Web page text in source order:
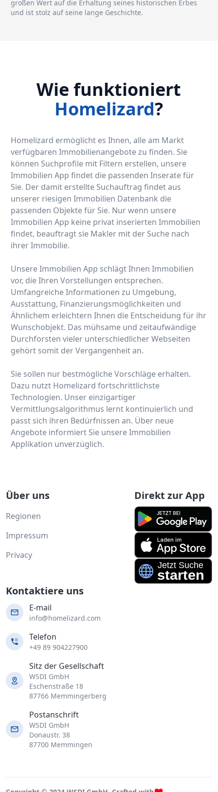
großen Wert auf die Erhaltung seines historischen Erbes
und ist stolz auf seine lange Geschichte.
Wie funktioniert
Homelizard?
Homelizard ermöglicht es Ihnen, alle am Markt
verfügbaren Immobilienangebote zu finden. Sie
können Suchprofile mit Filtern erstellen, unsere
Immobilien App findet die passenden Inserate für
Sie. Der damit erstellte Suchauftrag findet aus
unserer riesigen Immobilien Datenbank die
passenden Objekte für Sie. Nur wenn unsere
Immobilien App keine privat inserierten Immobilien
findet, beauftragt sie Makler mit der Suche nach
ihrer Immobilie.
Unsere Immobilien App schlägt Ihnen Immobilien
vor, die Ihren Vorstellungen entsprechen.
Umfangreiche Informationen zu Umgebung,
Ausstattung, Finanzierungsmöglichkeiten und
Ähnlichem erleichtern Ihnen die Entscheidung für ihr
Wunschobjekt. Das mühsame und zeitaufwändige
Durchforsten vieler unterschiedlicher Webseiten
gehört somit der Vergangenheit an.
Sie sollen nur bestmögliche Vorschläge erhalten.
Dazu nutzt Homelizard fortschrittlichste
Technologien. Unser einzigartiger
Vermittlungsalgorithmus lernt kontinuierlich und
passt sich ihren Bedürfnissen an. Über neue
Angebote informiert Sie unsere Immobilien
Applikation unverzüglich.
Über uns
Regionen
Impressum
Privacy
Direkt zur App
Kontaktiere uns
E-mail
info@homelizard.com
Telefon
+49 89 904227900
Sitz der Gesellschaft
WSDI GmbH
Eschenstraße 18
87766 Memmingerberg
Postanschrift
WSDI GmbH
Donaustr. 38
87700 Memmingen